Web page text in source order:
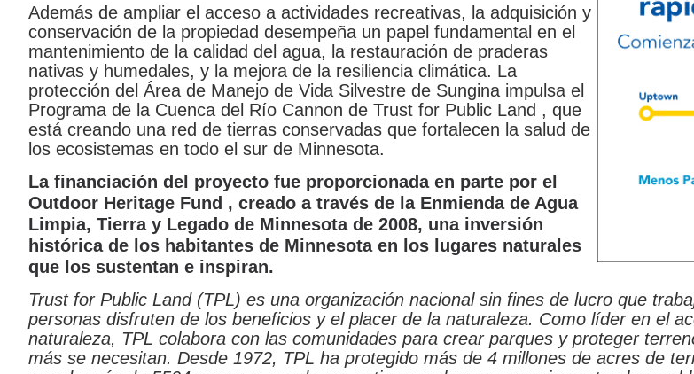
Además de ampliar el acceso a actividades recreativas, la adquisición y
conservación de la propiedad desempeña un papel fundamental en el
mantenimiento de la calidad del agua, la restauración de praderas
nativas y humedales, y la mejora de la resiliencia climática. La
protección del Área de Manejo de Vida Silvestre de Sungina impulsa el
Programa de la Cuenca del Río Cannon de Trust for Public Land , que
está creando una red de tierras conservadas que fortalecen la salud de
los ecosistemas en todo el sur de Minnesota.
La financiación del proyecto fue proporcionada en parte por el
Outdoor Heritage Fund , creado a través de la Enmienda de Agua
Limpia, Tierra y Legado de Minnesota de 2008, una inversión
histórica de los habitantes de Minnesota en los lugares naturales
que los sustentan e inspiran.
Trust for Public Land (TPL) es una organización nacional sin fines de lucro que
personas disfruten de los beneficios y el placer de la naturaleza. Como líder en el
naturaleza, TPL colabora con las comunidades para crear parques y proteger
más se necesitan. Desde 1972, TPL ha protegido más de 4 millones de acres de